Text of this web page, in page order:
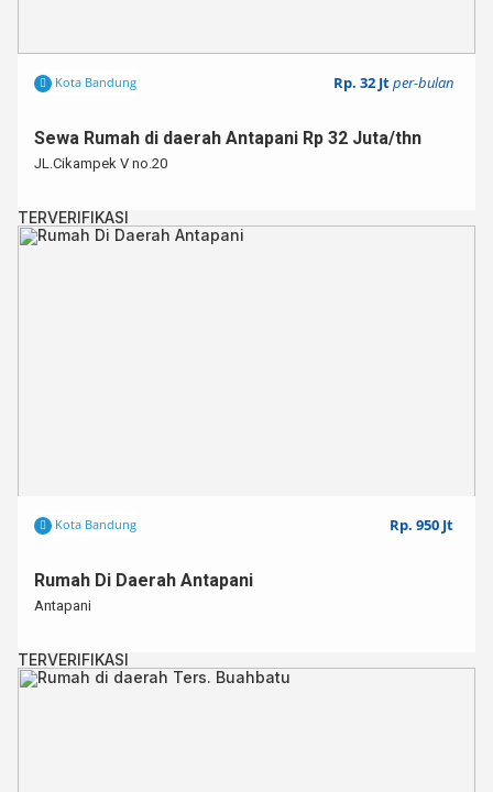
Kota Bandung Rp. 32 Jtper-bulan
Sewa Rumah di daerah Antapani Rp 32 Juta/thn
JL.Cikampek V no.20
TERVERIFIKASI
Kota Bandung Rp. 950 Jt
Rumah Di Daerah Antapani
Antapani
TERVERIFIKASI